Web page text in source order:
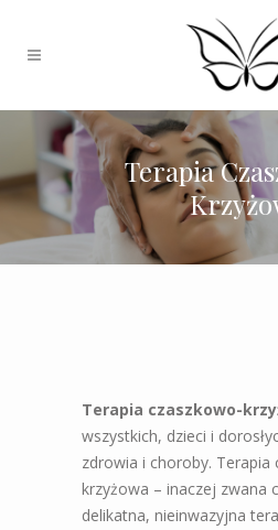
Terapia
Terapia czaszkowo-
wszystkich, dzieci i
zdrowia i choroby. Terapia
krzyżowa – inaczej zwana
delikatna, nieinwazyjna